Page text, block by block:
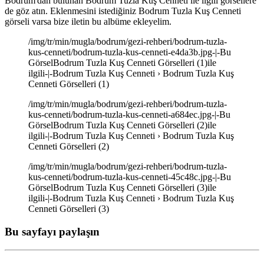
de göz atın. Eklenmesini istediğiniz Bodrum Tuzla Kuş Cenneti
görseli varsa bize iletin bu albüme ekleyelim.
/img/tr/min/mugla/bodrum/gezi-rehberi/bodrum-tuzla-
kus-cenneti/bodrum-tuzla-kus-cenneti-e4da3b.jpg-|-Bu
GörselBodrum Tuzla Kuş Cenneti Görselleri (1)ile
ilgili-|-Bodrum Tuzla Kuş Cenneti › Bodrum Tuzla Kuş
Cenneti Görselleri (1)
/img/tr/min/mugla/bodrum/gezi-rehberi/bodrum-tuzla-
kus-cenneti/bodrum-tuzla-kus-cenneti-a684ec.jpg-|-Bu
GörselBodrum Tuzla Kuş Cenneti Görselleri (2)ile
ilgili-|-Bodrum Tuzla Kuş Cenneti › Bodrum Tuzla Kuş
Cenneti Görselleri (2)
/img/tr/min/mugla/bodrum/gezi-rehberi/bodrum-tuzla-
kus-cenneti/bodrum-tuzla-kus-cenneti-45c48c.jpg-|-Bu
GörselBodrum Tuzla Kuş Cenneti Görselleri (3)ile
ilgili-|-Bodrum Tuzla Kuş Cenneti › Bodrum Tuzla Kuş
Cenneti Görselleri (3)
Bu sayfayı paylaşın